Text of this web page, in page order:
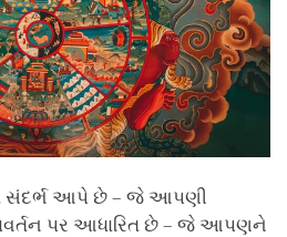
સંદર્ભ આપે છે – જે આપણી
પર આધારિત છે – જે આપણને